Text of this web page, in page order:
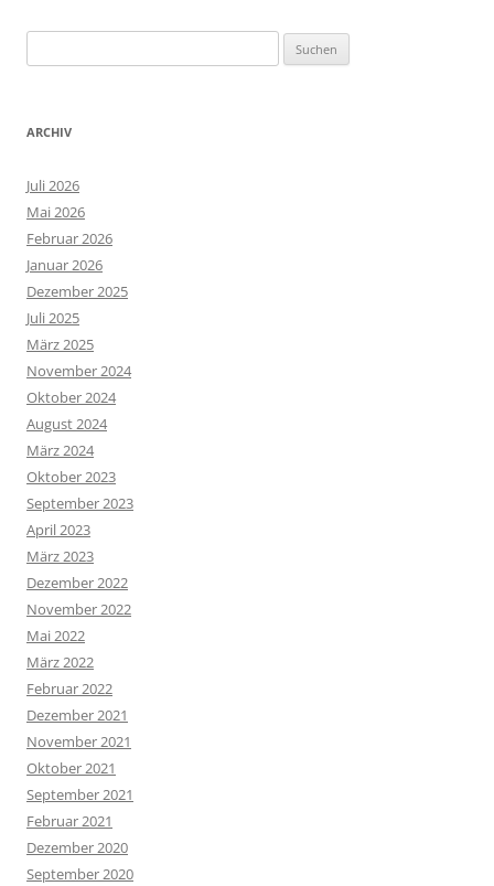
nach:
ARCHIV
Juli 2026
Mai 2026
Februar 2026
Januar 2026
Dezember 2025
Juli 2025
März 2025
November 2024
Oktober 2024
August 2024
März 2024
Oktober 2023
September 2023
April 2023
März 2023
Dezember 2022
November 2022
Mai 2022
März 2022
Februar 2022
Dezember 2021
November 2021
Oktober 2021
September 2021
Februar 2021
Dezember 2020
September 2020